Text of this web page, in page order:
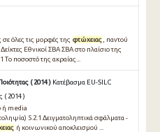
όλες τις μορφές της φτώχειας , παντού
Εθνικοί ΣΒΑ ΣΒΑ στο πλαίσιο της
Τo ποσοστό της ακραίας...
( 2014 ) Κατέβασμα EU-SILC
( 2014 )
ή media
5.2.1 Δειγματοληπτικά σφάλματα -
ή κοινωνικού αποκλεισμού ...